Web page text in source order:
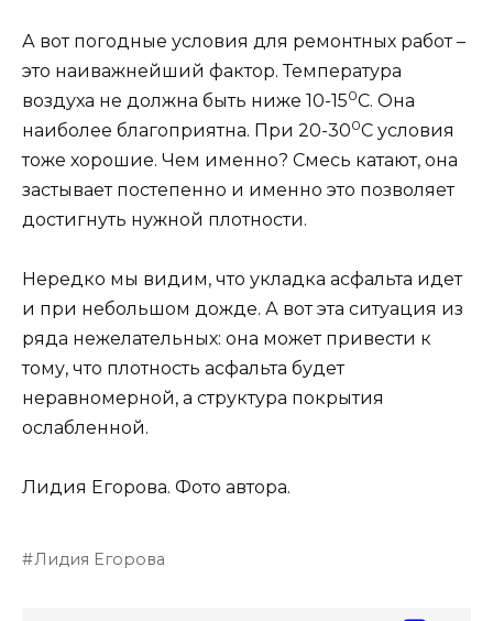
А вот погодные условия для ремонтных работ –
это наиважнейший фактор. Температура
воздуха не должна быть ниже 10-150С. Она
наиболее благоприятна. При 20-300С условия
тоже хорошие. Чем именно? Смесь катают, она
застывает постепенно и именно это позволяет
достигнуть нужной плотности.
Нередко мы видим, что укладка асфальта идет
и при небольшом дожде. А вот эта ситуация из
ряда нежелательных: она может привести к
тому, что плотность асфальта будет
неравномерной, а структура покрытия
ослабленной.
Лидия Егорова. Фото автора.
Лидия Егорова